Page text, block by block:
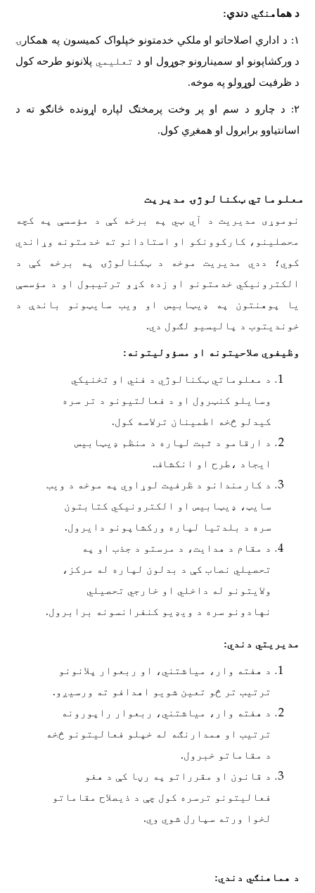
د هماهنګي دندي:
۱:
د اداري اصلاحاتو او ملکي خدمتونو خپلواک کمیسون په همکارۍ
د ورکشاپونو او سمینارونو جوړول او د تعلیمي پلانونو طرحه کول
د ظرفیت لوړولو په موخه.
۲:
د چارو د سم او پر وخت پرمختګ لپاره اړونده څانګو ته د
اسانتیاوو برابرول او همغږي کول.
معلوماتي ټکنالوژۍ مدیریت
نوموړی مدیریت د آي ټي په برخه کې د مؤسسې په کچه
محصلینو، کارکوونکو او استادانو ته خدمتونه وړاندي
کوي؛ ددي مدیریت موخه د ټکنالوژۍ په برخه کې د
الکترونیکي خدمتونو او زده کړو ترتيبول او د مؤسسې
یا پوهنتون په ډیټابیس او ویب سایټونو باندې د
خوندیتوب د پالیسیو لګول دي.
وظیفوي صلاحیتونه او مسؤولیتونه:
د معلوماتي ټکنالوژي د فني او تخنیکي
وسایلو کنټرول او د فعالتیونو د تر سره
کيدلو څخه اطمينان ترلاسه کول.
د ارقامو د ثبت لپاره د منظم ډیټابیس
ایجاد ،طرح او انکشاف.
د کارمندانو د ظرفیت لوړاوي په موخه د ویب
سایټ، ډیټابيس او الکترونیکي کتابتون
سره د بلدتیا لپاره ورکشاپونو دایرول.
د مقام د هدایت، د مرستو د جذب او په
تحصیلي نصاب کې د بدلون لپاره له مرکز،
ولایتونو له داخلي او خارجي تحصیلي
نهادونو سره د ویډیو کنفرانسونه برابرول.
مدیریتي دندي:
د هفته وار، میاشتني، او ربعوار پلانونو
ترتیب تر څو تعین شویو اهدافو ته ورسیږو.
د هفته وار، میاشتني، ربعوار راپورونه
ترتیب او همدارنګه له خپلو فعالیتونو څخه
د مقاماتو خبرول.
د قانون او مقرراتو په رڼا کې د هغو
فعالیتونو ترسره کول چې د ذیصلاح مقاماتو
لخوا ورته سپارل شوي وي.
د هماهنګي دندي: